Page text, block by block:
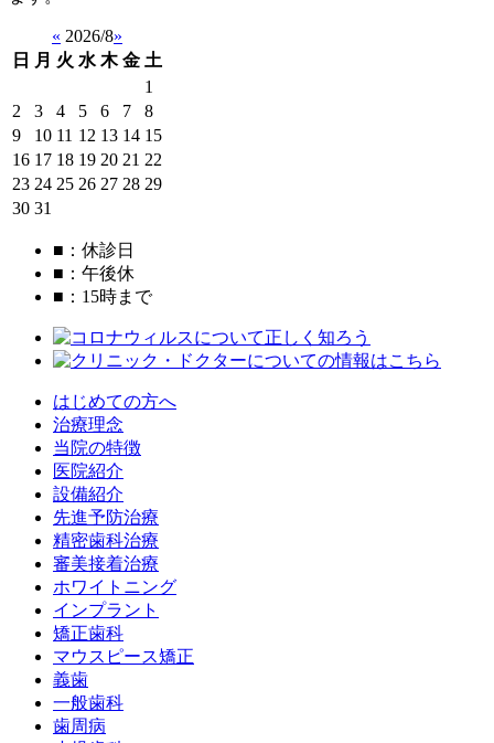
« 2026/8»
日
月 火 水 木 金 土
1
2
3 4 5 6 7
8
9
10 11 12 13 14 15
16 17 18 19 20 21 22
23 24 25 26 27 28 29
30 31
■ ：休診日
■ ：午後休
■ ：15時まで
はじめての方へ
治療理念
当院の特徴
医院紹介
設備紹介
先進予防治療
精密歯科治療
審美接着治療
ホワイトニング
インプラント
矯正歯科
マウスピース矯正
義歯
一般歯科
歯周病